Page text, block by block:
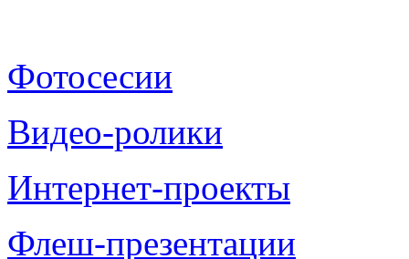
Фотосесии
Видео-ролики
Интернет-проекты
Флеш-презентации